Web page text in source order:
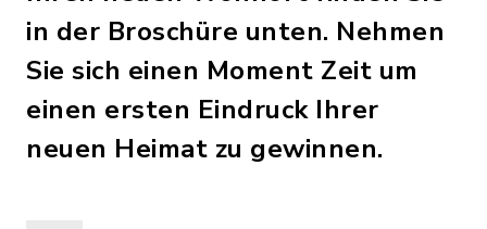
in der Broschüre unten. Nehmen
Sie sich einen Moment Zeit um
einen ersten Eindruck Ihrer
neuen Heimat zu gewinnen.